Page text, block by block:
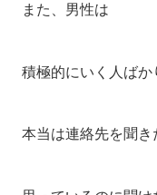
また、男性は
積極的にいく人ばか
本当は連絡先を聞き